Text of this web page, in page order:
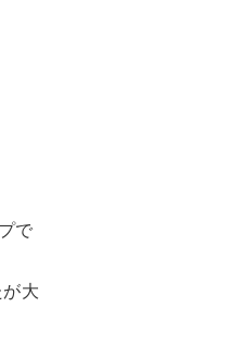
で
大